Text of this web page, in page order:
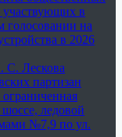
участвующих в
голосовании на
в 2026
С. Лескова
партизан
ледовой
№7,9 по ул.